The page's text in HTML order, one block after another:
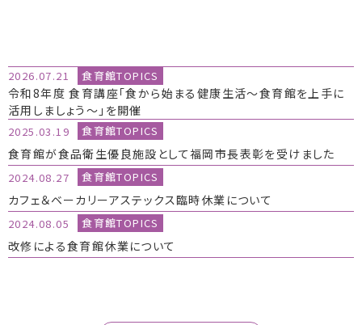
2026.07.21 食育館TOPICS
令和8年度 食育講座「食から始まる健康生活～食育館を上手に
活用しましょう～」を開催
2025.03.19 食育館TOPICS
食育館が食品衛生優良施設として福岡市長表彰を受けました
2024.08.27 食育館TOPICS
カフェ＆ベーカリーアステックス臨時休業について
2024.08.05 食育館TOPICS
改修による食育館休業について